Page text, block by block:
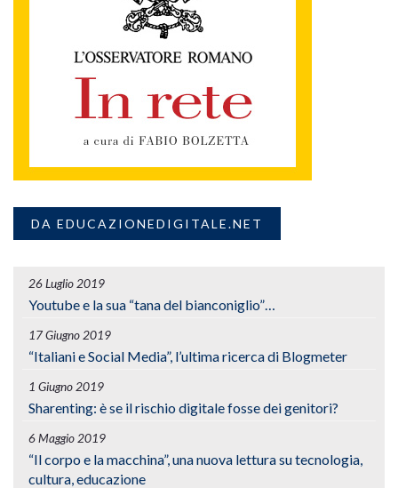
DA EDUCAZIONEDIGITALE.NET
26 Luglio 2019
Youtube e la sua “tana del bianconiglio”…
17 Giugno 2019
“Italiani e Social Media”, l’ultima ricerca di Blogmeter
1 Giugno 2019
Sharenting: è se il rischio digitale fosse dei genitori?
6 Maggio 2019
“Il corpo e la macchina”, una nuova lettura su tecnologia,
cultura, educazione